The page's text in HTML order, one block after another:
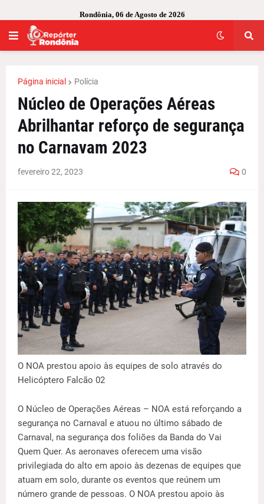
Rondônia, 06 de Agosto de 2026
Página inicial Polícia
Núcleo de Operações Aéreas
Abrilhantar reforço de segurança
no Carnavam 2023
fevereiro 22, 2023 0
O NOA prestou apoio às equipes de solo através do
Helicóptero Falcão 02
O Núcleo de Operações Aéreas – NOA está reforçando a
segurança no Carnaval e atuou no último sábado de
Carnaval, na segurança dos foliões da Banda do Vai
Quem Quer. As aeronaves oferecem uma visão
privilegiada do alto em apoio às dezenas de equipes que
atuam em solo, durante os eventos que reúnem um
número grande de pessoas. O NOA prestou apoio às